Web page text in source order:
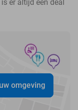
er altijd een deal
omgeving